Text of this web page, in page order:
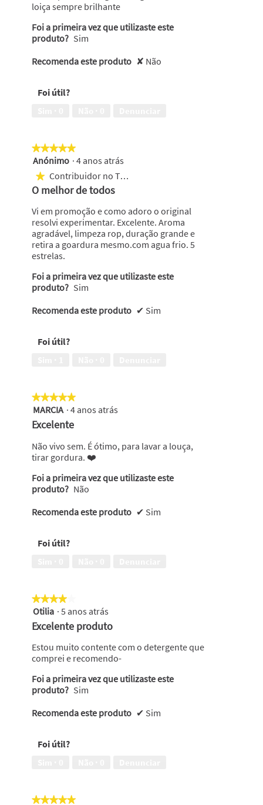
loiça sempre brilhante
Foi a primeira vez que utilizaste este
produto? Sim
Recomenda este produto ✘ Não
Foi útil?
★★★★★
★★★★★
5
em
estrelas.
Anónimo · 4 anos atrás
★ Contribuidor no Top 500
O melhor de todos
Vi em promoção e como adoro o original
resolvi experimentar. Excelente. Aroma
agradável, limpeza rop, duração grande e
retira a goardura mesmo.com agua frio. 5
estrelas.
Foi a primeira vez que utilizaste este
produto? Sim
Recomenda este produto ✔ Sim
Foi útil?
★★★★★
★★★★★
5
em
estrelas.
MARCIA · 4 anos atrás
Excelente
Não vivo sem. É ótimo, para lavar a louça,
tirar gordura. ❤️
Foi a primeira vez que utilizaste este
produto? Não
Recomenda este produto ✔ Sim
Foi útil?
★★★★★
★★★★★
4
em
5
estrelas.
Otilia · 5 anos atrás
Excelente produto
Estou muito contente com o detergente que
comprei e recomendo-
Foi a primeira vez que utilizaste este
produto? Sim
Recomenda este produto ✔ Sim
Foi útil?
★★★★★
★★★★★